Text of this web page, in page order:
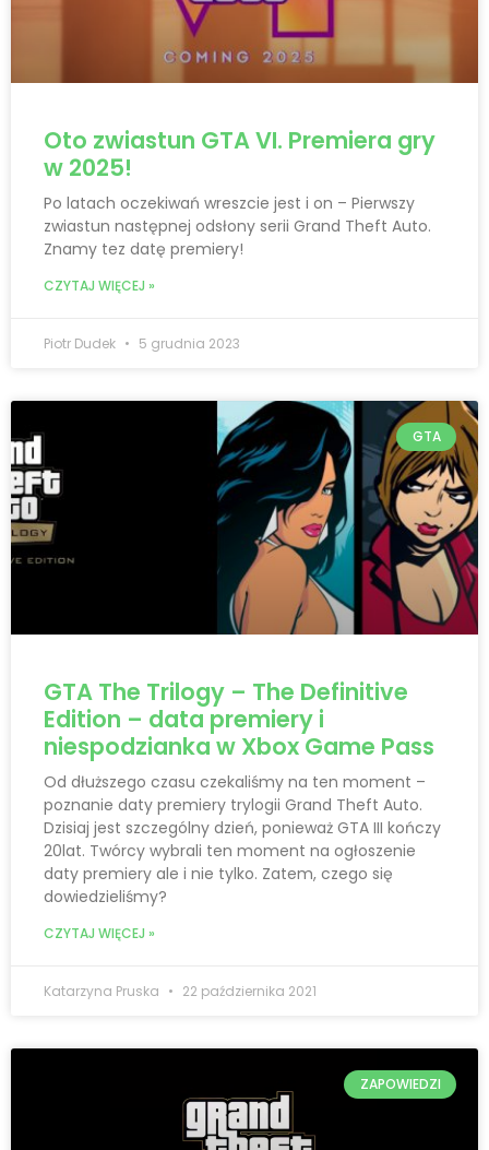
Oto zwiastun GTA VI. Premiera gry
w 2025!
Po latach oczekiwań wreszcie jest i on – Pierwszy
zwiastun następnej odsłony serii Grand Theft Auto.
Znamy tez datę premiery!
CZYTAJ WIĘCEJ »
Piotr Dudek 5 grudnia 2023
GTA
GTA The Trilogy – The Definitive
Edition – data premiery i
niespodzianka w Xbox Game Pass
Od dłuższego czasu czekaliśmy na ten moment –
poznanie daty premiery trylogii Grand Theft Auto.
Dzisiaj jest szczególny dzień, ponieważ GTA III kończy
20lat. Twórcy wybrali ten moment na ogłoszenie
daty premiery ale i nie tylko. Zatem, czego się
dowiedzieliśmy?
CZYTAJ WIĘCEJ »
Katarzyna Pruska 22 października 2021
ZAPOWIEDZI